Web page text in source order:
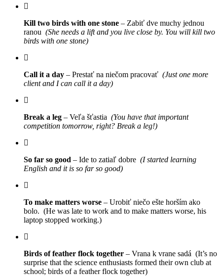
Kill two birds with one stone – Zabiť dve muchy jednou
ranou (She needs a lift and you live close by. You will kill two
birds with one stone)
Call it a day – Prestať na niečom pracovať (Just one more
client and I can call it a day)
Break a leg – Veľa šťastia (You have that important
competition tomorrow, right? Break a leg!)
So far so good – Ide to zatiaľ dobre (I started learning
English and it is so far so good)
To make matters worse – Urobiť niečo ešte horším ako
bolo. (He was late to work and to make matters worse, his
laptop stopped working.)
Birds of feather flock together – Vrana k vrane sadá (It’s no
surprise that the science enthusiasts formed their own club at
school; birds of a feather flock together)